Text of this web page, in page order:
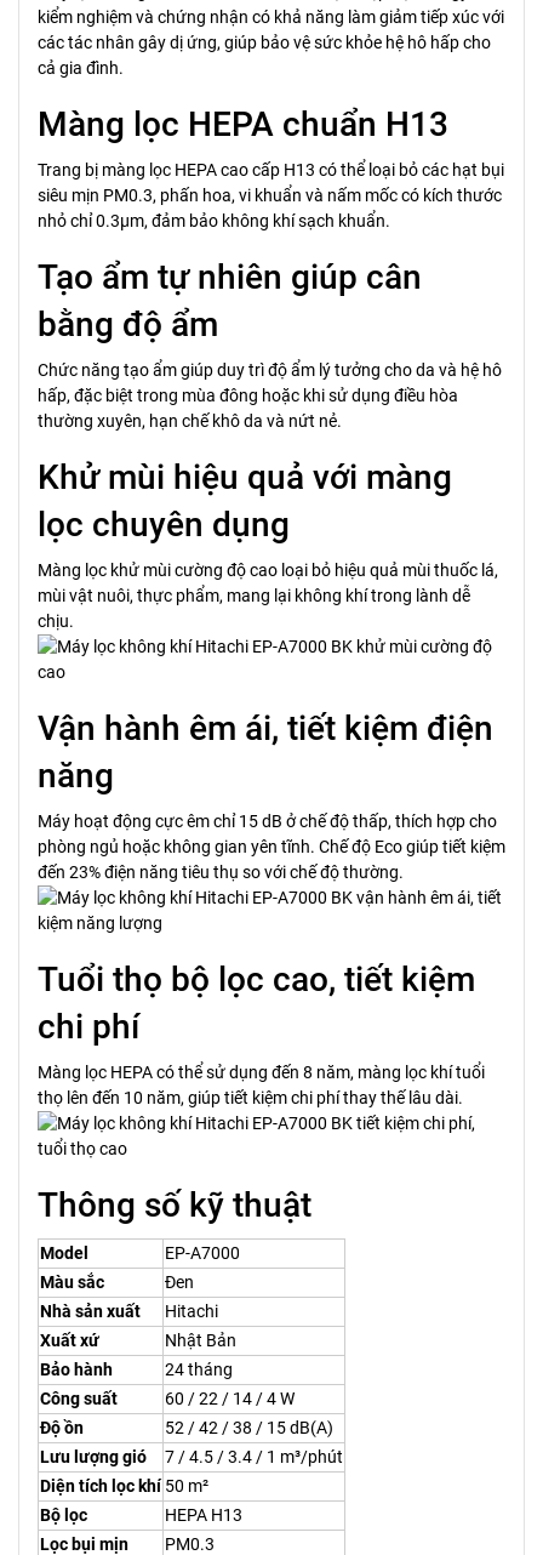
kiểm nghiệm và chứng nhận có khả năng làm giảm tiếp xúc với
các tác nhân gây dị ứng, giúp bảo vệ sức khỏe hệ hô hấp cho
cả gia đình.
Màng lọc HEPA chuẩn H13
Trang bị màng lọc HEPA cao cấp H13 có thể loại bỏ các hạt bụi
siêu mịn PM0.3, phấn hoa, vi khuẩn và nấm mốc có kích thước
nhỏ chỉ 0.3µm, đảm bảo không khí sạch khuẩn.
Tạo ẩm tự nhiên giúp cân
bằng độ ẩm
Chức năng tạo ẩm giúp duy trì độ ẩm lý tưởng cho da và hệ hô
hấp, đặc biệt trong mùa đông hoặc khi sử dụng điều hòa
thường xuyên, hạn chế khô da và nứt nẻ.
Khử mùi hiệu quả với màng
lọc chuyên dụng
Màng lọc khử mùi cường độ cao loại bỏ hiệu quả mùi thuốc lá,
mùi vật nuôi, thực phẩm, mang lại không khí trong lành dễ
chịu.
Vận hành êm ái, tiết kiệm điện
năng
Máy hoạt động cực êm chỉ 15 dB ở chế độ thấp, thích hợp cho
phòng ngủ hoặc không gian yên tĩnh. Chế độ Eco giúp tiết kiệm
đến 23% điện năng tiêu thụ so với chế độ thường.
Tuổi thọ bộ lọc cao, tiết kiệm
chi phí
Màng lọc HEPA có thể sử dụng đến 8 năm, màng lọc khí tuổi
thọ lên đến 10 năm, giúp tiết kiệm chi phí thay thế lâu dài.
Thông số kỹ thuật
Model
EP-A7000
Màu sắc
Đen
Nhà sản xuất
Hitachi
Xuất xứ
Nhật Bản
Bảo hành
24 tháng
Công suất
60 / 22 / 14 / 4 W
Độ ồn
52 / 42 / 38 / 15 dB(A)
Lưu lượng gió
7 / 4.5 / 3.4 / 1 m³/phút
Diện tích lọc khí 50 m²
Bộ lọc
HEPA H13
Lọc bụi mịn
PM0.3